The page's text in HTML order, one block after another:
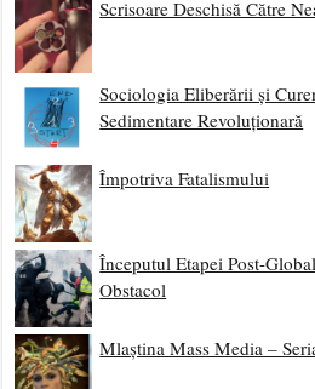
Scrisoare Deschisă Către
Sociologia Eliberării și
Sedimentare Revoluționară
Împotriva Fatalismului
Începutul Etapei Post-
Obstacol
Mlaștina Mass Media –